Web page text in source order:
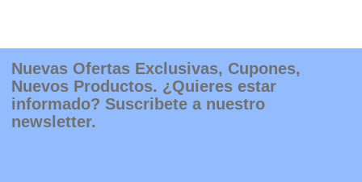
Nuevas Ofertas Exclusivas, Cupones,
Nuevos Productos. ¿Quieres estar
informado? Suscribete a nuestro
newsletter.